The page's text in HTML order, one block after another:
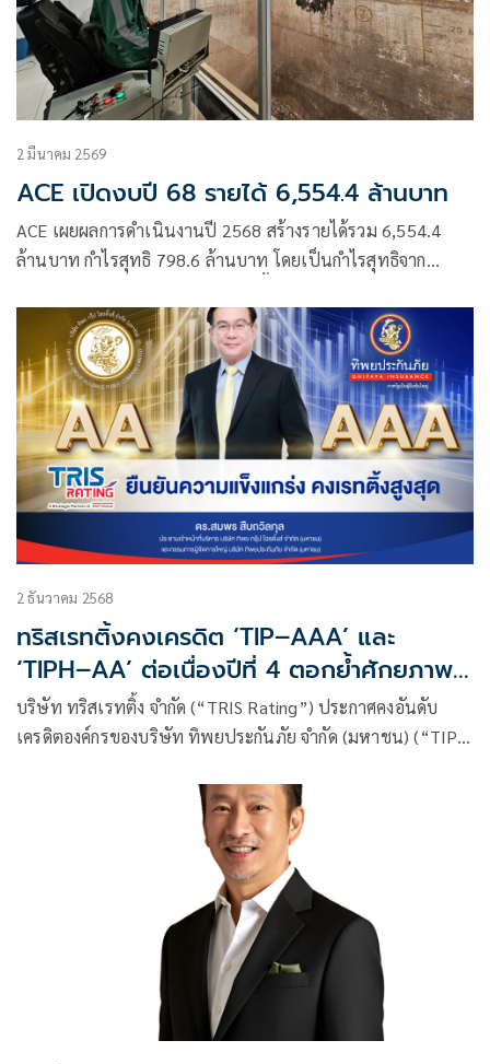
2 มีนาคม 2569
ACE เปิดงบปี 68 รายได้ 6,554.4 ล้านบาท
ACE เผยผลการดำเนินงานปี 2568 สร้างรายได้รวม 6,554.4
ล้านบาท กำไรสุทธิ 798.6 ล้านบาท โดยเป็นกำไรสุทธิจาก
กำไรสุทธิจากกิจกรรมปกติ 849.9 ล้านบาท
2 ธันวาคม 2568
ทริสเรทติ้งคงเครดิต ‘TIP–AAA’ และ
‘TIPH–AA’ ต่อเนื่องปีที่ 4 ตอกย้ำศักยภาพ
บริหารความเสี่ยงฐานะการเงินแกร่ง
บริษัท ทริสเรทติ้ง จำกัด (“TRIS Rating”) ประกาศคงอันดับ
เครดิตองค์กรของบริษัท ทิพยประกันภัย จำกัด (มหาชน) (“TIP”)